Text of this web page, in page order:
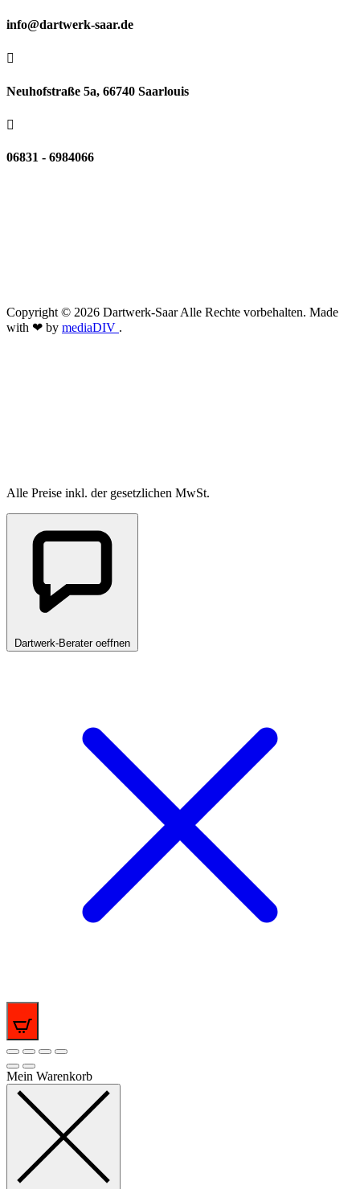
info@dartwerk-saar.de

Neuhofstraße 5a, 66740 Saarlouis

06831 - 6984066
Copyright © 2026 Dartwerk-Saar Alle Rechte vorbehalten. Made
with ❤ by mediaDIV .
Alle Preise inkl. der gesetzlichen MwSt.
Dartwerk-Berater oeffnen
Mein Warenkorb